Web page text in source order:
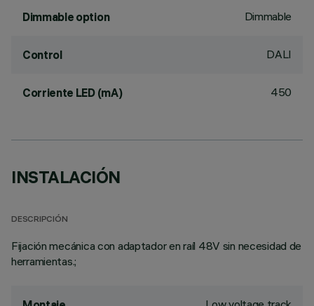
Dimmable option Dimmable
Control DALI
Corriente LED (mA) 450
INSTALACIÓN
DESCRIPCIÓN
Fijación mecánica con adaptador en raíl 48V sin necesidad de
herramientas.;